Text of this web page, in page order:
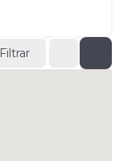
Filtrar